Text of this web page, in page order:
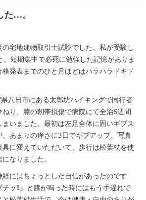
た…。
宅地建物取引士試験でした。私が受験し
。短期集中で必死に勉強した記憶がありま
発表までのひと月ほどはハラハラドキド
八日市にある太郎坊ハイキングで同行者
り、膝の靭帯損傷で病院にて全治6週間
いました。最初は左足全体に固いギブス
あまりの痒さに3日でギブアップ、写真
に変えていただいて、歩行は松葉杖を使
なりました。
にはちょっとした自信があったのです
ッ‼』と膝が鳴った時にはもう手遅れで